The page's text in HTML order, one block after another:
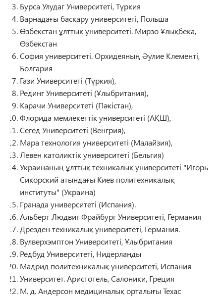
Бурса Улудаг Университеті, Түркия
Варнадағы басқару университеті, Польша
Өзбекстан ұлттық университеті. Мирзо Ұлықбека,
Өзбекстан
София университеті. Орхидеяның Әулие Клементі,
Болгария
Гази Университеті (Түркия),
Рединг Университеті (Ұлыбритания),
Карачи Университеті (Пәкістан),
Флорида мемлекеттік университеті (АҚШ),
Сегед Университеті (Венгрия),
Мара технология университеті (Малайзия),
Левен католиктік университеті (Бельгия)
Украинаның ұлттық техникалық университеті "Игорь
Сикорский атындағы Киев политехникалық
институты" (Украина)
Гранада университеті (Испания).
Альберт Людвиг Фрайбург Университеті, Германия
Дрезден техникалық университеті, Германия.
Вулверхэмптон Университеті, Ұлыбритания
Редбуд Университеті, Нидерланды
Мадрид политехникалық университеті, Испания
Университет. Аристотель, Салоники, Греция
М. д. Андерсон медициналық орталығы Техас